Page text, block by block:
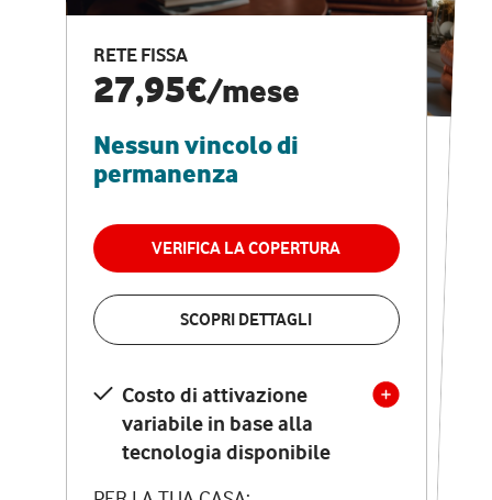
RETE FISSA
27,95€/mese
Nessun vincolo di
permanenza
VERIFICA LA COPERTURA
SCOPRI DETTAGLI
Costo di attivazione
variabile in base alla
tecnologia disponibile
CASA PRO
Internet veloce e
vantaggi speciali
RETE FISSA + VODAFONE CLUB
29,95€
permanenza
VERIFICA LA COPERTURA
Costo di attivazione
variabile in base alla
tecnologia disponibile